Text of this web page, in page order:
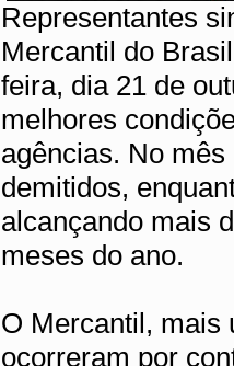
Representantes
Mercantil do
feira, dia 21 de
melhores
agências. No
demitidos,
alcançando mais
meses do ano.
O Mercantil, mais
ocorreram por